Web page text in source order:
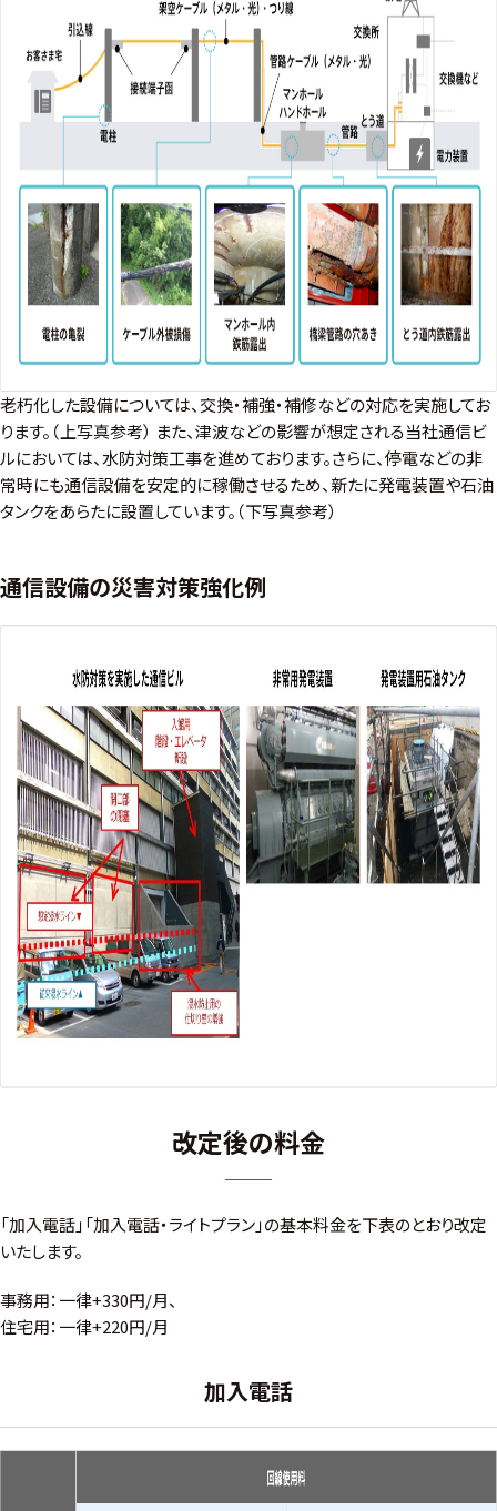
老朽化した設備については、交換・補強・補修などの対応を実施してお
ります。（上写真参考） また、津波などの影響が想定される当社通信ビ
ルにおいては、水防対策工事を進めております。さらに、停電などの非
常時にも通信設備を安定的に稼働させるため、新たに発電装置や石油
タンクをあらたに設置しています。（下写真参考）
通信設備の災害対策強化例
改定後の料金
「加入電話」「加入電話・ライトプラン」の基本料金を下表のとおり改定
いたします。
事務用：一律+330円/月、
住宅用：一律+220円/月
加入電話